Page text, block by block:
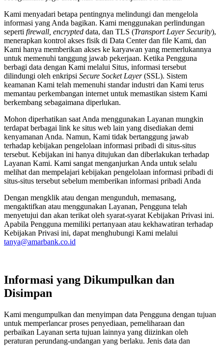
Kami menyadari betapa pentingnya melindungi dan mengelola
informasi yang Anda bagikan. Kami menggunakan perlindungan
seperti firewall, encrypted data, dan TLS (Transport Layer Security),
menerapkan kontrol akses fisik di Data Center dan file Kami, dan
Kami hanya memberikan akses ke karyawan yang memerlukannya
untuk memenuhi tanggung jawab pekerjaan. Ketika Pengguna
berbagi data dengan Kami melalui Situs, informasi tersebut
dilindungi oleh enkripsi Secure Socket Layer(SSL). Sistem
keamanan Kami telah memenuhi standar industri dan Kami terus
memantau perkembangan internet untuk memastikan sistem Kami
berkembang sebagaimana diperlukan.
Mohon diperhatikan saat Anda menggunakan Layanan mungkin
terdapat berbagai link ke situs web lain yang disediakan demi
kenyamanan Anda. Namun, Kami tidak bertanggung jawab
terhadap kebijakan pengelolaan informasi pribadi di situs-situs
tersebut. Kebijakan ini hanya ditujukan dan diberlakukan terhadap
Layanan Kami. Kami sangat menganjurkan Anda untuk selalu
melihat dan mempelajari kebijakan pengelolaan informasi pribadi di
situs-situs tersebut sebelum memberikan informasi pribadi Anda
Dengan mengklik atau dengan mengunduh, memasang,
mengaktifkan atau menggunakan Layanan, Pengguna telah
menyetujui dan akan terikat oleh syarat-syarat Kebijakan Privasi ini.
Apabila Pengguna memiliki pertanyaan atau kekhawatiran terhadap
Kebijakan Privasi ini, dapat menghubungi Kami melalui
tanya@amarbank.co.id
Informasi yang Dikumpulkan dan
Disimpan
Kami mengumpulkan dan menyimpan data Pengguna dengan tujuan
untuk memperlancar proses penyediaan, pemeliharaan dan
perbaikan Layanan serta tujuan lainnya yang diizinkan oleh
peraturan perundang-undangan yang berlaku. Jenis data dan